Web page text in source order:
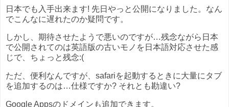
日本でも入手出来ます! 先日やっと公開になりました。なん
でこんなに遅れたのか疑問です。
しかし、期待させたようで悪いのですが…残念ながら日本
で公開されてのは英語版の古いモノを日本語対応させた感
じで、ちょっと残念:(
ただ、便利なんですが、safariを起動するときに大量にタブ
を追加するのは…仕様ですか? それとも勘違い?
Google Appsのドメインも追加できます。